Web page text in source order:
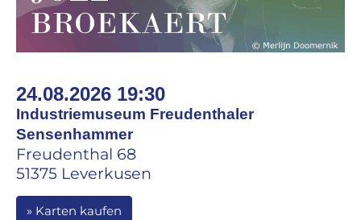
24.08.2026 19:30
Industriemuseum Freudenthaler
Sensenhammer
Freudenthal 68
51375 Leverkusen
» Karten kaufen